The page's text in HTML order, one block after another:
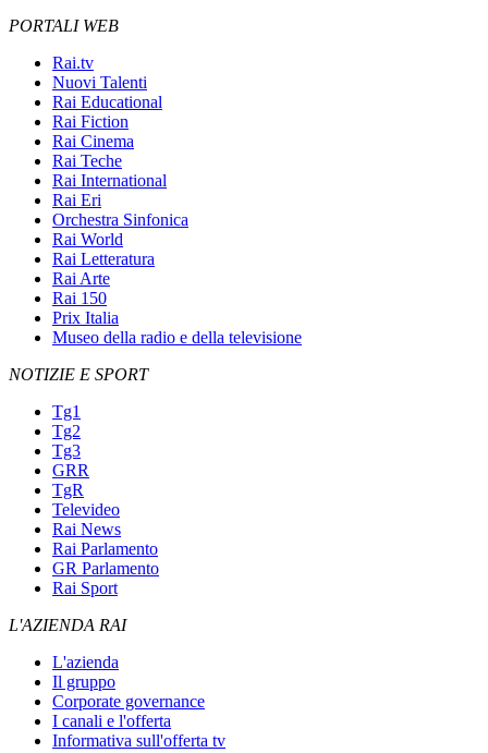
PORTALI WEB
Rai.tv
Nuovi Talenti
Rai Educational
Rai Fiction
Rai Cinema
Rai Teche
Rai International
Rai Eri
Orchestra Sinfonica
Rai World
Rai Letteratura
Rai Arte
Rai 150
Prix Italia
Museo della radio e della televisione
NOTIZIE E SPORT
Tg1
Tg2
Tg3
GRR
TgR
Televideo
Rai News
Rai Parlamento
GR Parlamento
Rai Sport
L'AZIENDA RAI
L'azienda
Il gruppo
Corporate governance
I canali e l'offerta
Informativa sull'offerta tv